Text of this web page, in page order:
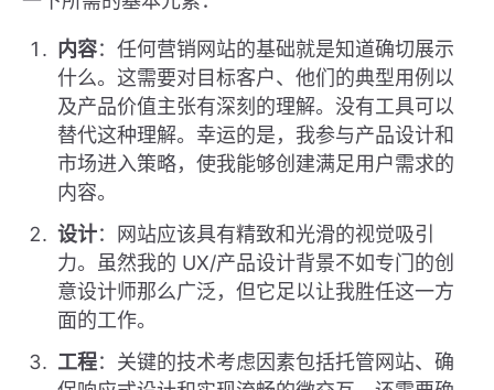
内容：任何营销网站的基础就是知道确切展示
什么。这需要对目标客户、他们的典型用例以
及产品价值主张有深刻的理解。没有工具可以
替代这种理解。幸运的是，我参与产品设计和
市场进入策略，使我能够创建满足用户需求的
内容。
设计：网站应该具有精致和光滑的视觉吸引
力。虽然我的 UX/产品设计背景不如专门的创
意设计师那么广泛，但它足以让我胜任这一方
面的工作。
工程：关键的技术考虑因素包括托管网站、确